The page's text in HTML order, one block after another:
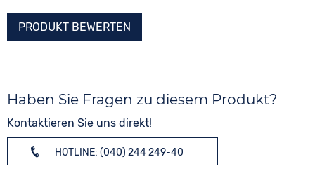
PRODUKT BEWERTEN
Haben Sie Fragen zu diesem Produkt?
Kontaktieren Sie uns direkt!
HOTLINE: (040) 244 249-40